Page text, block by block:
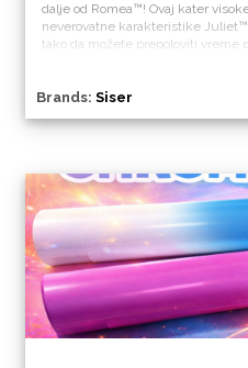
dalje od Romea™! Ovaj kater
neverovatne karakteristike
tako da možete prepoloviti vreme
Brands: Siser